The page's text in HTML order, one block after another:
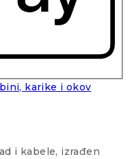
karike i okov
i kabele, izrađen